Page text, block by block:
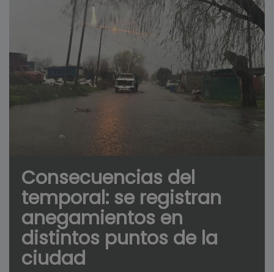
Consecuencias del
temporal: se registran
anegamientos en
distintos puntos de la
ciudad